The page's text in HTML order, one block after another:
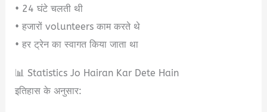
• 24 घंटे चलती थी
• हजारों volunteers काम करते थे
• हर ट्रेन का स्वागत किया जाता था
📊 Statistics Jo Hairan Kar Dete Hain
इतिहास के अनुसार: